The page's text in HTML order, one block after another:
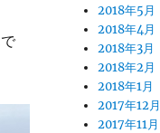
2018年5月
2018年4月
2018年3月
2018年2月
2018年1月
2017年12月
2017年11月